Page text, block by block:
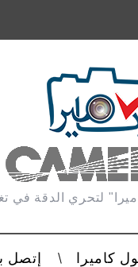
لتحري الدقة في
كاميرا إتصل